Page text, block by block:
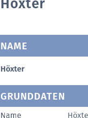
Höxter
NAME
Höxter
GRUNDDATEN
Name